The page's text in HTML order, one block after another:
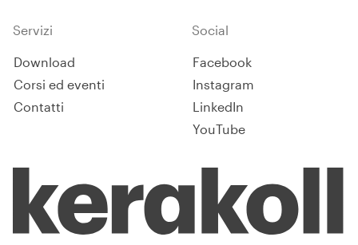
Servizi
Download
Corsi ed eventi
Contatti
Social
Facebook
Instagram
LinkedIn
YouTube